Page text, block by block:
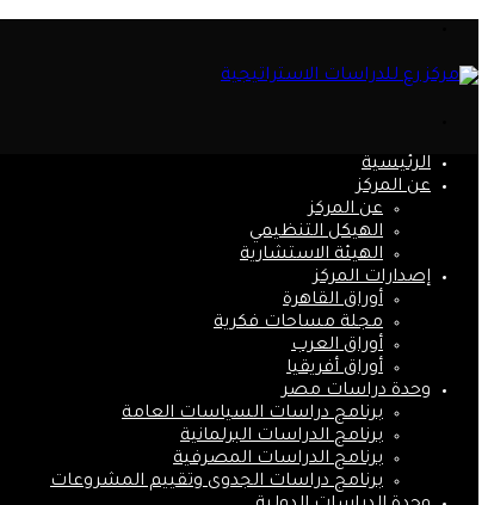
الرئيسية
عن المركز
عن المركز
الهيكل التنظيمي
الهيئة الاستشارية
إصدارات المركز
أوراق القاهرة
مجلة مساحات فكرية
أوراق العرب
أوراق أفريقيا
وحدة دراسات مصر
برنامج دراسات السياسات العامة
برنامج الدراسات البرلمانية
برنامج الدراسات المصرفية
برنامج دراسات الجدوى وتقييم المشروعات